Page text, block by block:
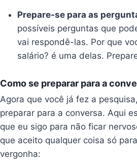
Prepare-se para as
possíveis perguntas que
vai respondê-las. Por que
salário? é uma delas.
Como se preparar para a
Agora que você já fez a
preparar para a conversa. Aqui
que eu sigo para não ficar
que aceito qualquer coisa só
vergonha: